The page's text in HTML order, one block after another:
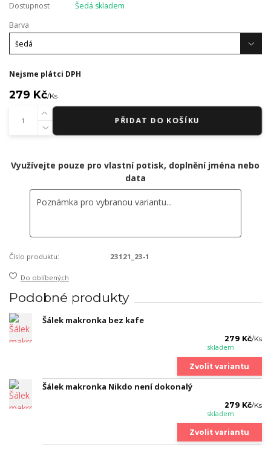
Dostupnost
Šedá skladem
Barva
Nejsme plátci DPH
279 Kč/Ks
PŘIDAT DO KOŠÍKU
Využívejte pouze pro vlastní potisk, doplnění jména nebo
data
Číslo produktu: 23121_23-1
Do oblíbených
Podobné produkty
Šálek makronka bez kafe
279 Kč/Ks
skladem
Zvolit variantu
Šálek makronka Nikdo není dokonalý
279 Kč/Ks
skladem
Zvolit variantu